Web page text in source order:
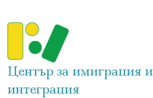
Център за имиграция и
интеграция